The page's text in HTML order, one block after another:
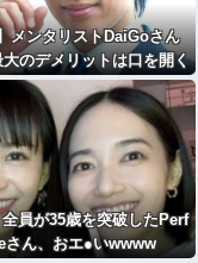
メンタリストDaiGoさん
のデメリットは口を開く
奴が発信できるようにな
」ｗｗｗｗｗｗｗｗｗｗ
員が35歳を突破したPerf
さん、おエ●いwwww